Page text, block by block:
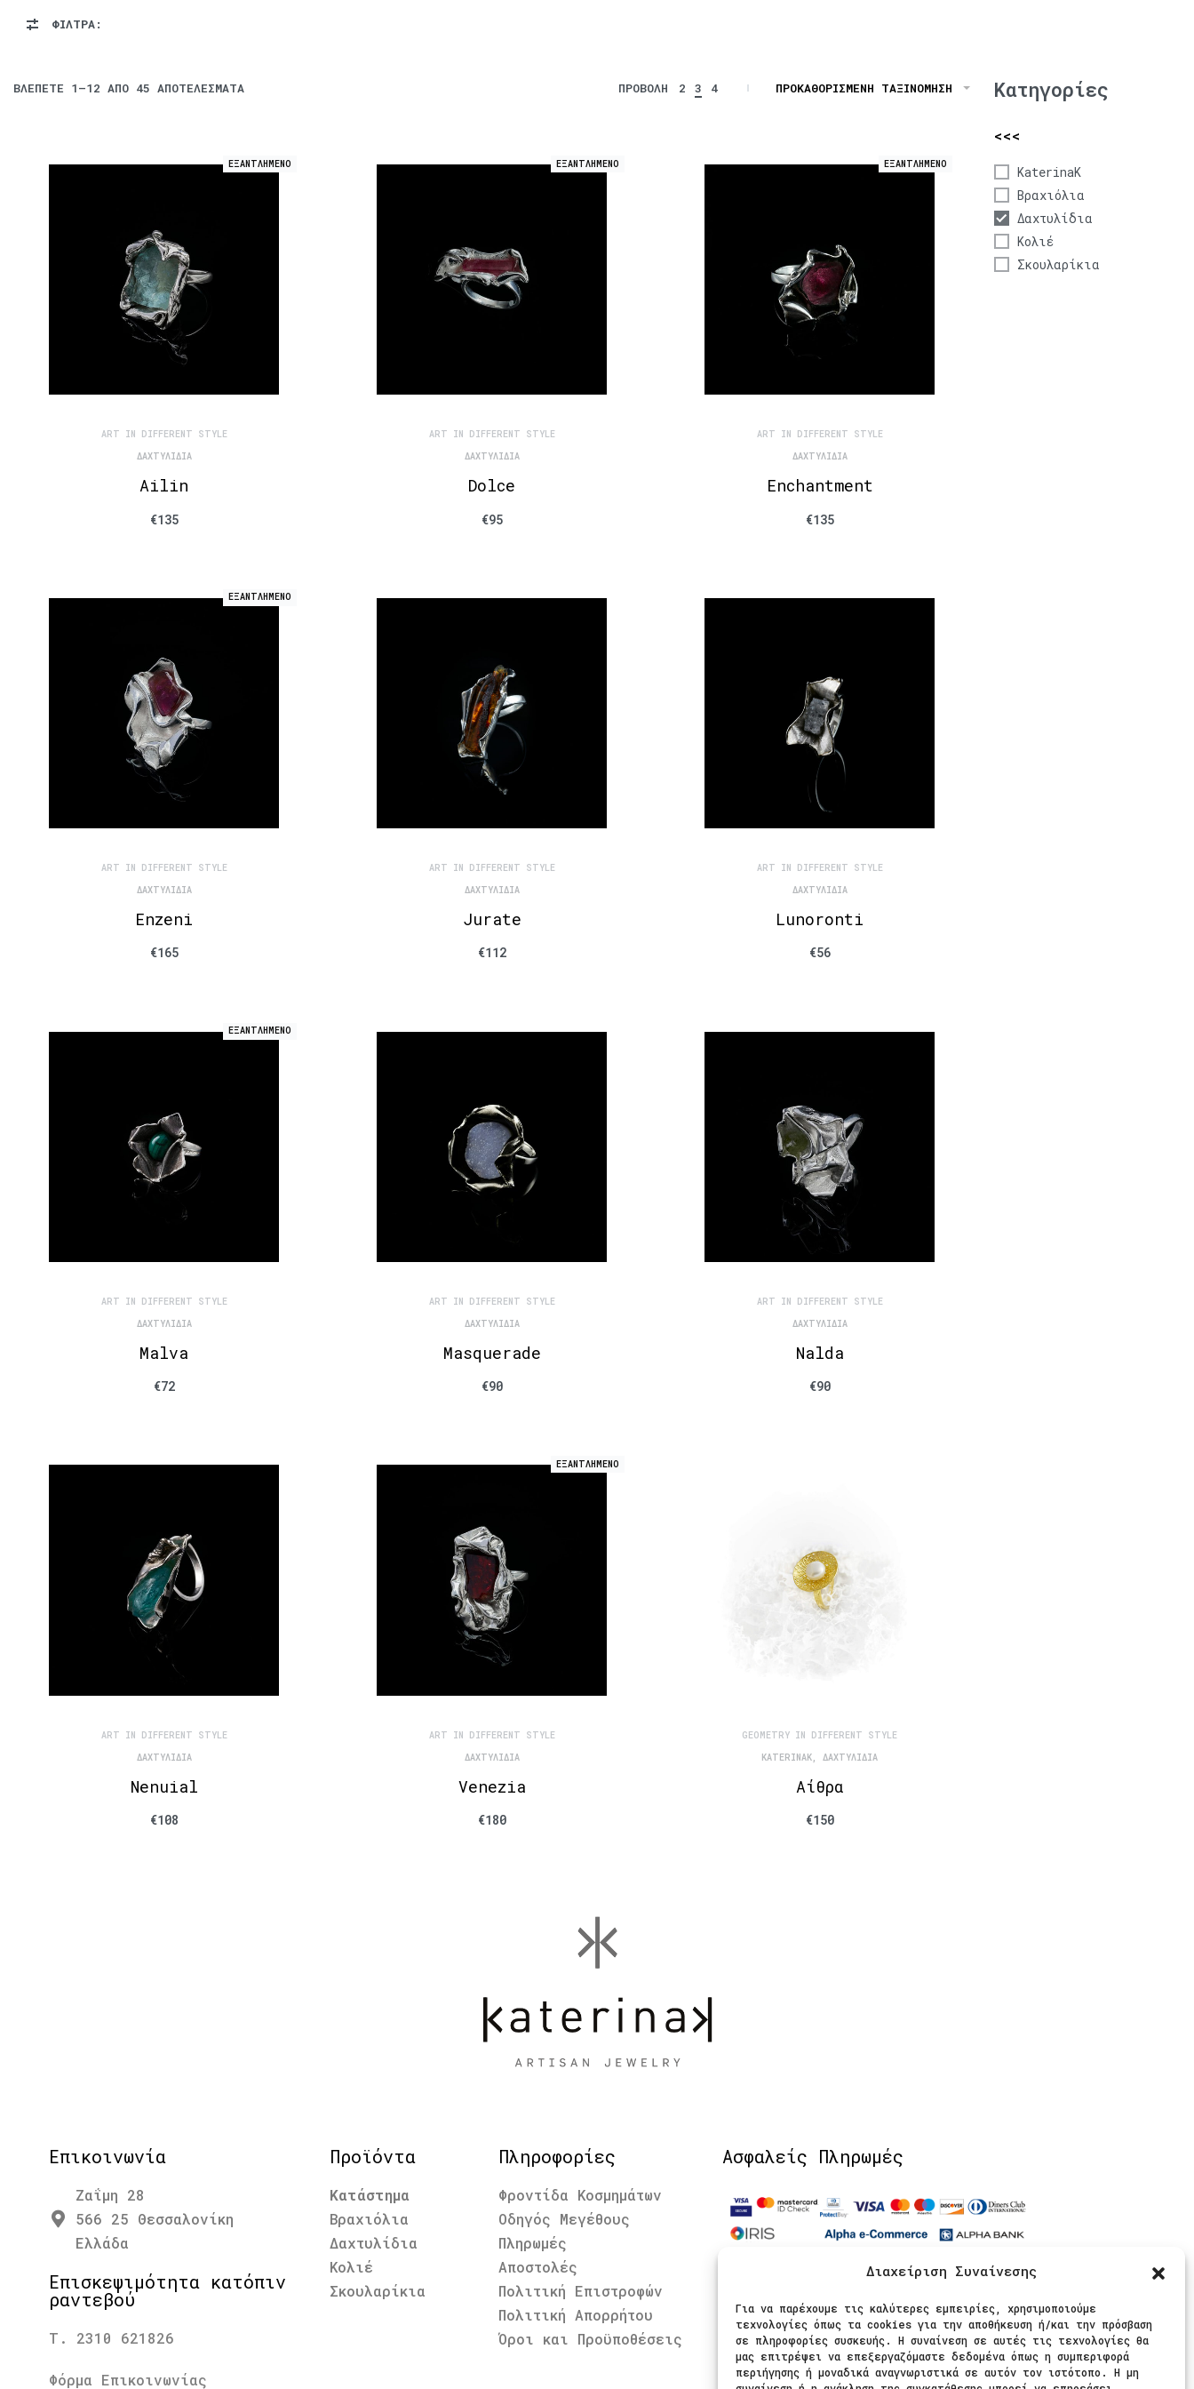
Διαχείριση Συναίνεσης
Για να παρέχουμε τις καλύτερες εμπειρίες, χρησιμοποιούμε
τεχνολογίες όπως τα cookies για την αποθήκευση ή/και την πρόσβαση
σε πληροφορίες συσκευής. Η συναίνεση σε αυτές τις τεχνολογίες θα
μας επιτρέψει να επεξεργαζόμαστε δεδομένα όπως η συμπεριφορά
περιήγησης ή μοναδικά αναγνωριστικά σε αυτόν τον ιστότοπο. Η μη
ΦΙΛΤΡΑ:
ΒΛΈΠΕΤΕ 1–12 ΑΠΌ 45 ΑΠΟΤΕΛΈΣΜΑΤΑ ΠΡΟΒΟΛΗ 2 3 4 ΠΡΟΚΑΘΟΡΙΣΜΈΝΗ ΤΑΞΙΝΌΜΗΣΗ
ΕΞΑΝΤΛΗΜΕΝΟ
ART IN DIFFERENT STYLE
ΔΑΧΤΥΛΊΔΙΑ
Ailin
€135
ΕΞΑΝΤΛΗΜΕΝΟ
ART IN DIFFERENT STYLE
ΔΑΧΤΥΛΊΔΙΑ
Dolce
€95
ΕΞΑΝΤΛΗΜΕΝΟ
ART IN DIFFERENT STYLE
ΔΑΧΤΥΛΊΔΙΑ
Enchantment
€135
ΕΞΑΝΤΛΗΜΕΝΟ
ART IN DIFFERENT STYLE
ΔΑΧΤΥΛΊΔΙΑ
Enzeni
€165
ART IN DIFFERENT STYLE
ΔΑΧΤΥΛΊΔΙΑ
Jurate
€112
ART IN DIFFERENT STYLE
ΔΑΧΤΥΛΊΔΙΑ
Lunoronti
€56
ΕΞΑΝΤΛΗΜΕΝΟ
ART IN DIFFERENT STYLE
ΔΑΧΤΥΛΊΔΙΑ
Malva
€72
ART IN DIFFERENT STYLE
ΔΑΧΤΥΛΊΔΙΑ
Masquerade
€90
ART IN DIFFERENT STYLE
ΔΑΧΤΥΛΊΔΙΑ
Nalda
€90
ART IN DIFFERENT STYLE
ΔΑΧΤΥΛΊΔΙΑ
Nenuial
€108
ΕΞΑΝΤΛΗΜΕΝΟ
ART IN DIFFERENT STYLE
ΔΑΧΤΥΛΊΔΙΑ
Venezia
€180
GEOMETRY IN DIFFERENT STYLE
KATERINAK,ΔΑΧΤΥΛΊΔΙΑ
Αίθρα
€150
Κατηγορίες
<<<
KaterinaK
Βραχιόλια
Δαχτυλίδια
Κολιέ
Σκουλαρίκια
Επικοινωνία
Ζαΐμη 28
566 25 Θεσσαλονίκη
Ελλάδα
Επισκεψιμότητα κατόπιν
ραντεβού
Τ. 2310 621826
Φόρμα Επικοινωνίας
Προϊόντα
Κατάστημα
Βραχιόλια
Δαχτυλίδια
Κολιέ
Σκουλαρίκια
Πληροφορίες
Φροντίδα Κοσμημάτων
Οδηγός Μεγέθους
Πληρωμές
Αποστολές
Πολιτική Επιστροφών
Πολιτική Απορρήτου
Όροι και Προϋποθέσεις
Ασφαλείς Πληρωμές
Ακολουθήστε μας